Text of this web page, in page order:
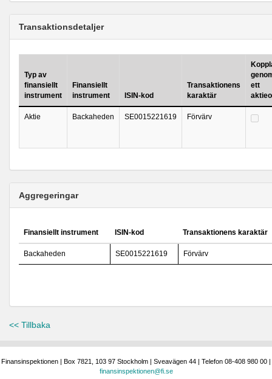
Transaktionsdetaljer
Typ av
finansiellt
instrument
Finansiellt
instrument
ISIN-kod
Transaktionens
karaktär
ett
Aktie Backaheden SE0015221619 Förvärv
Aggregeringar
Finansiellt instrument ISIN-kod Transaktionens karaktär
Backaheden SE0015221619 Förvärv
<< Tillbaka
Finansinspektionen | Box 7821, 103 97 Stockholm | Sveavägen 44 | Telefon 08-408 980 00 |
finansinspektionen@fi.se